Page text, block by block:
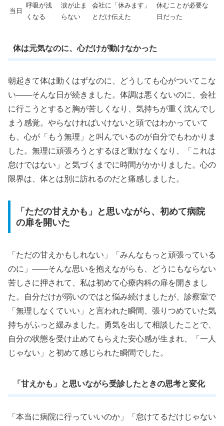
当日
呼吸が浅
くなる
涙が止ま
らない
会社に「休みます」
とだけ伝えた
休むことが必要な
日だった
体は元気なのに、心だけが動けなかった
朝起きて体は動くはずなのに、どうしても心がついてこな
い――そんな日が続きました。体調は悪くないのに、会社
に行こうとすると胸が苦しくなり、気持ちが重く沈んでし
まう感覚。やらなければいけないと頭ではわかっていて
も、心が「もう無理」と叫んでいるのが自分でもわかりま
した。無理に頑張ろうとするほど動けなくなり、「これは
怠けではない」と気づくまでに時間がかかりました。心の
限界は、体とは別に訪れるのだと痛感しました。
「ただの甘えかも」と思いながら、初めて病院
の扉を開いた
「ただの甘えかもしれない」「みんなもっと頑張っている
のに」――そんな思いを抱えながらも、どうにもならない
苦しさに押されて、私は初めて心療内科の扉を開きまし
た。自分だけが弱いのではと悩み続けましたが、診察室で
「無理しなくていい」と言われた瞬間、張りつめていた気
持ちがふっと緩みました。勇気を出して相談したことで、
自分の状態を受け止めてもらえた安心感が生まれ、「一人
じゃない」と初めて感じられた瞬間でした。
「甘えかも」と思いながら受診したときの思考と変化
「本当に病院に行っていいのか」「怠けてるだけじゃない